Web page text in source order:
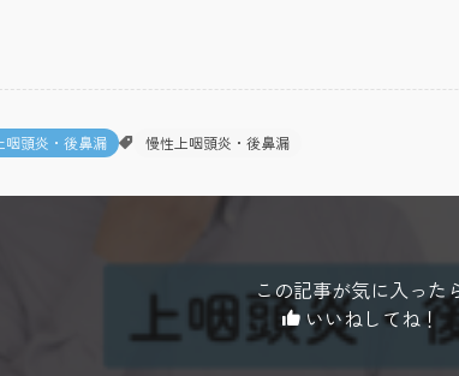
咽頭炎・後鼻漏 慢性上咽頭炎・後鼻漏
この記事が気に入った
いいねしてね！